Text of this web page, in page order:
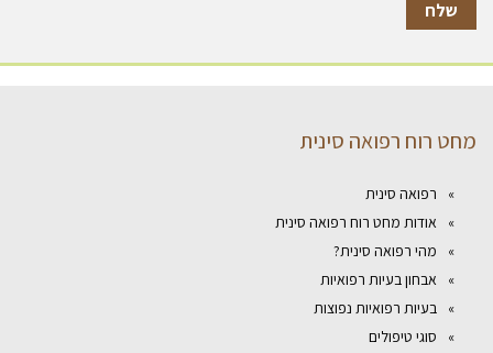
מחט רוח רפואה סינית
רפואה סינית
אודות מחט רוח רפואה סינית
מהי רפואה סינית?
אבחון בעיות רפואיות
בעיות רפואיות נפוצות
סוגי טיפולים